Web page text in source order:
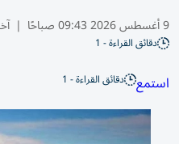
9 أغسطس 2026 09:43 صباحًا |
دقائق القراءة - 1
استمع دقائق القراءة - 1